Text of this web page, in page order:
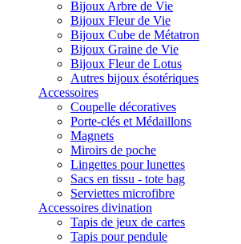
Bijoux Arbre de Vie
Bijoux Fleur de Vie
Bijoux Cube de Métatron
Bijoux Graine de Vie
Bijoux Fleur de Lotus
Autres bijoux ésotériques
Accessoires
Coupelle décoratives
Porte-clés et Médaillons
Magnets
Miroirs de poche
Lingettes pour lunettes
Sacs en tissu - tote bag
Serviettes microfibre
Accessoires divination
Tapis de jeux de cartes
Tapis pour pendule